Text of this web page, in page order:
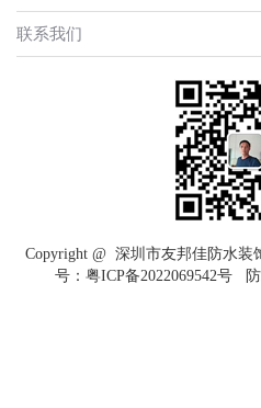
联系我们
Copyright @ 深圳市友邦佳防水
号： 粤ICP备2022069542号防